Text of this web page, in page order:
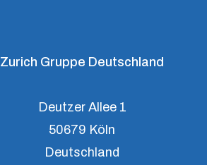
Zurich Gruppe Deutschland
Deutzer Allee 1
50679 Köln
Deutschland